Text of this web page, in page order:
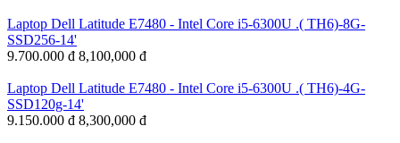
Laptop Dell Latitude E7480 - Intel Core i5-6300U .( TH6)-8G-
SSD256-14'
9.700.000 đ 8,100,000 đ
Laptop Dell Latitude E7480 - Intel Core i5-6300U .( TH6)-4G-
SSD120g-14'
9.150.000 đ 8,300,000 đ